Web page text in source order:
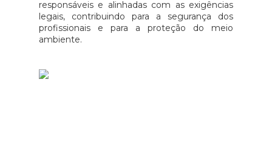
responsáveis e alinhadas com as exigências
legais, contribuindo para a segurança dos
profissionais e para a proteção do meio
ambiente.